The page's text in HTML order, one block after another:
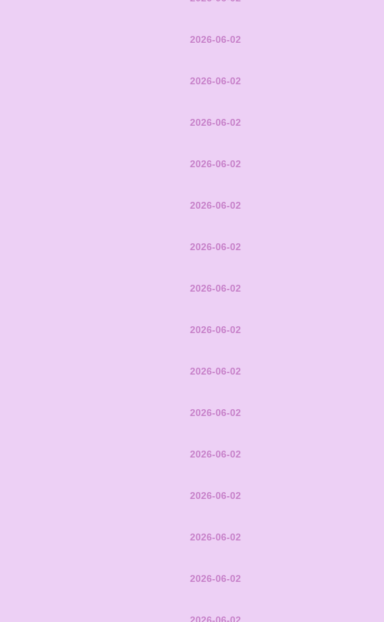
2026-06-02
2026-06-02
2026-06-02
2026-06-02
2026-06-02
2026-06-02
2026-06-02
2026-06-02
2026-06-02
2026-06-02
2026-06-02
2026-06-02
2026-06-02
2026-06-02